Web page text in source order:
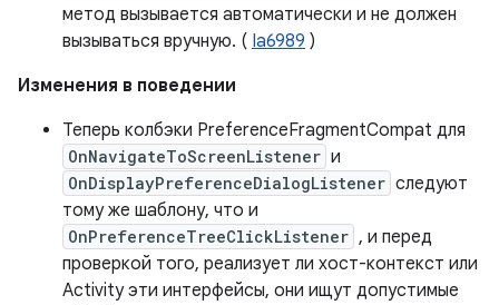
метод вызывается автоматически и не должен
вызываться вручную. ( Ia6989 )
Изменения в поведении
Теперь колбэки PreferenceFragmentCompat для
OnNavigateToScreenListener и
OnDisplayPreferenceDialogListener следуют
тому же шаблону, что и
OnPreferenceTreeClickListener , и перед
проверкой того, реализует ли хост-контекст или
Activity эти интерфейсы, они ищут допустимые